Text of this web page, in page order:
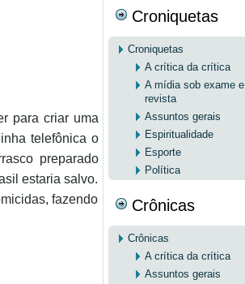
para criar uma
telefônica o
preparado
estaria salvo.
fazendo
Croniquetas
Croniquetas
A crítica da crítica
A mídia sob exame e
revista
Assuntos gerais
Espiritualidade
Esporte
Política
Crônicas
Crônicas
A crítica da crítica
Assuntos gerais